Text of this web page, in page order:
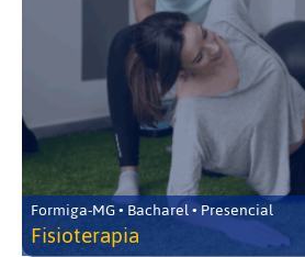
Formiga-MG • Bacharel • Presencial
Fisioterapia